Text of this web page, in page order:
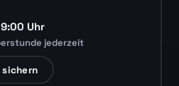
Uhr
jederzeit